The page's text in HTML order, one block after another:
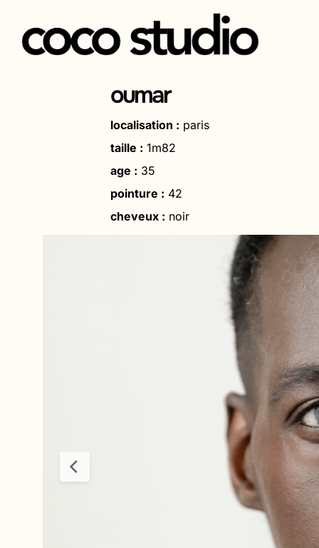
Aller
oumar
localisation : paris
taille : 1m82
age : 35
pointure : 42
cheveux : noir